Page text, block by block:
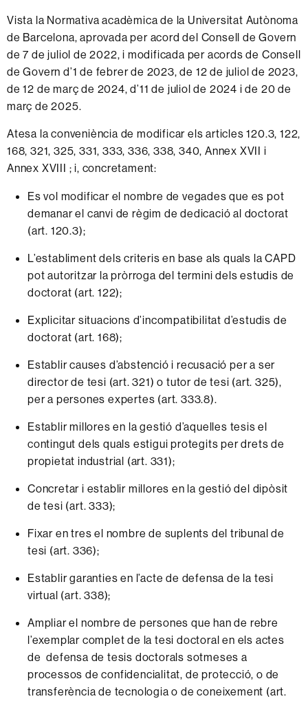
Vista la Normativa acadèmica de la Universitat Autònoma
de Barcelona, aprovada per acord del Consell de Govern
de 7 de juliol de 2022, i modificada per acords de Consell
de Govern d’1 de febrer de 2023, de 12 de juliol de 2023,
de 12 de març de 2024, d’11 de juliol de 2024 i de 20 de
març de 2025.
Atesa la conveniència de modificar els articles 120.3, 122,
168, 321, 325, 331, 333, 336, 338, 340, Annex XVII i
Annex XVIII ; i, concretament:
Es vol modificar el nombre de vegades que es pot
demanar el canvi de règim de dedicació al doctorat
(art. 120.3);
L’establiment dels criteris en base als quals la CAPD
pot autoritzar la pròrroga del termini dels estudis de
doctorat (art. 122);
Explicitar situacions d’incompatibilitat d’estudis de
doctorat (art. 168);
Establir causes d’abstenció i recusació per a ser
director de tesi (art. 321) o tutor de tesi (art. 325),
per a persones expertes (art. 333.8).
Establir millores en la gestió d’aquelles tesis el
contingut dels quals estigui protegits per drets de
propietat industrial (art. 331);
Concretar i establir millores en la gestió del dipòsit
de tesi (art. 333);
Fixar en tres el nombre de suplents del tribunal de
tesi (art. 336);
Establir garanties en l’acte de defensa de la tesi
virtual (art. 338);
Ampliar el nombre de persones que han de rebre
l’exemplar complet de la tesi doctoral en els actes
de defensa de tesis doctorals sotmeses a
processos de confidencialitat, de protecció, o de
transferència de tecnologia o de coneixement (art.